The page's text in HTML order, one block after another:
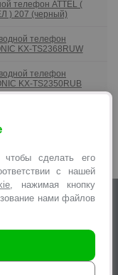
сделать его
с нашей
, нажимая кнопку
нами файлов
телефон ATTEL (
) 207 (черный)
телефон
KX-TS2368RUW
телефон
KX-TS2350RUB
в каталоге
АДРЕСА МАГАЗИНОВ
ПОЛНАЯ ВЕРСИЯ